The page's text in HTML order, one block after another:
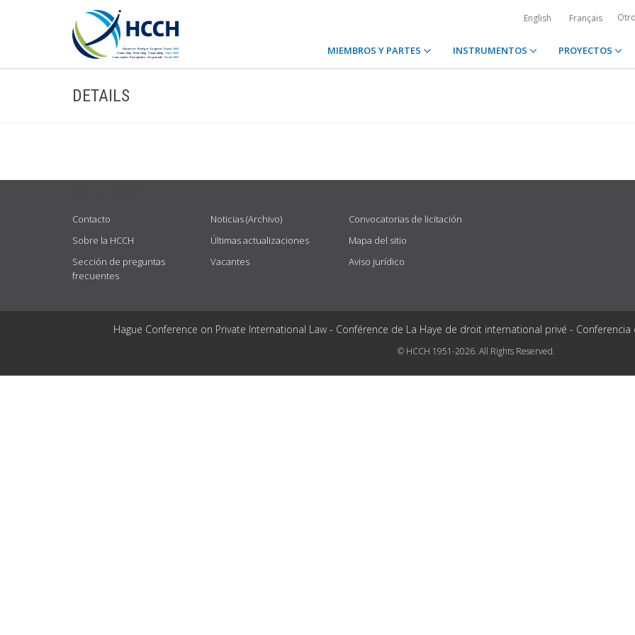
English Français
MIEMBROS Y PARTES INSTRUMENTOS PROYECTOS
DETAILS
Contacto
Sobre la HCCH
Sección de preguntas
frecuentes
Noticias (Archivo)
Últimas actualizaciones
Vacantes
Convocatorias de licitación
Mapa del sitio
Aviso jurídico
Hague Conference on Private International Law - Conférence de La Haye de droit international privé -
© HCCH 1951-2026. All Rights Reserved.